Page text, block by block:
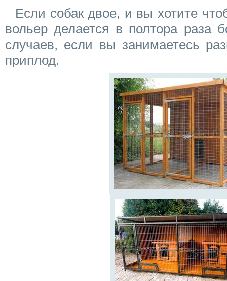
Если собак двое, и вы хотите
вольер делается в полтора раза
случаев, если вы занимаетесь
приплод.